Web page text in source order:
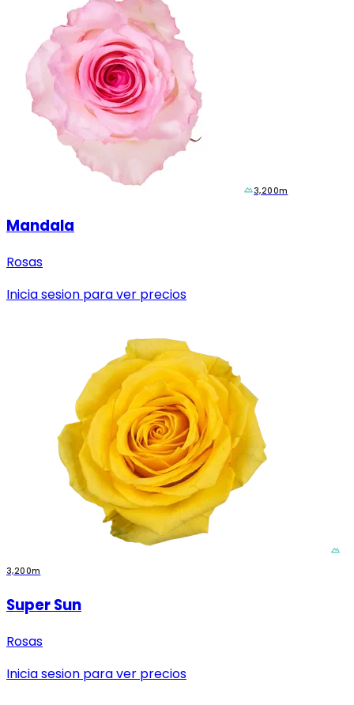
3,200m
Mandala
Rosas
Inicia sesion para ver precios
3,200m
Super Sun
Rosas
Inicia sesion para ver precios